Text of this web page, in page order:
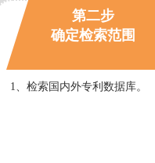
第二步
确定检索范围
1、检索国内外专利数据库。